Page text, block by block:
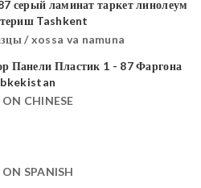
/ xossa va namuna
CHINESE
SPANISH